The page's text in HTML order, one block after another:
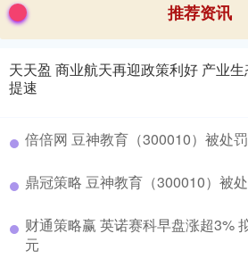
推荐资讯
天天盈 商业航天再迎政策利好 产业
提速
倍倍网 豆神教育（300010）被处
鼎冠策略 豆神教育（300010）被
财通策略赢 英诺赛科早盘涨超3%
元